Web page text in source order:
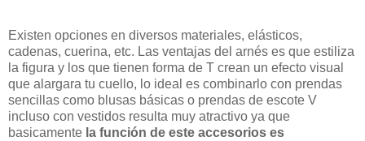
Existen opciones en diversos materiales, elásticos,
cadenas, cuerina, etc. Las ventajas del arnés es que estiliza
la figura y los que tienen forma de T crean un efecto visual
que alargara tu cuello, lo ideal es combinarlo con prendas
sencillas como blusas básicas o prendas de escote V
incluso con vestidos resulta muy atractivo ya que
basicamente la función de este accesorios es